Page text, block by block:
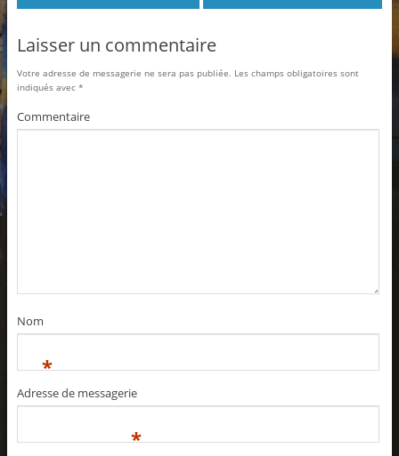
Laisser un commentaire
Votre adresse de messagerie ne sera pas publiée. Les champs obligatoires sont
indiqués avec *
Commentaire
Nom
*
Adresse de messagerie
*